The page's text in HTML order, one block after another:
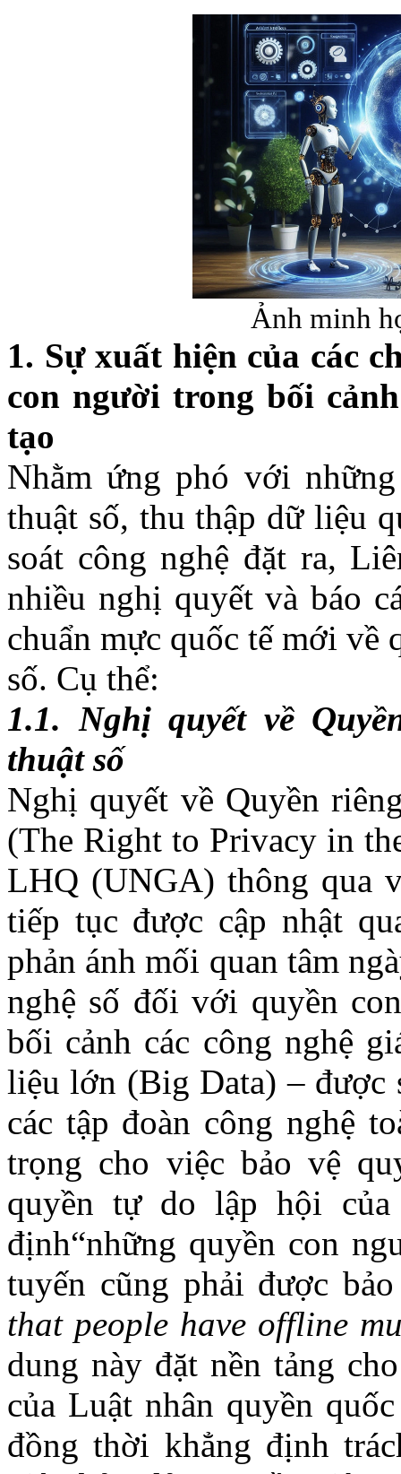
Ảnh minh
1. Sự xuất hiện của các
con người trongbối
tạo
Nhằm ứng phó với
thuật số, thu thập dữ liệu
soát công nghệ đặt ra,
nhiều nghị quyết và báo
chuẩn mực quốc tế mới
số. Cụ thể:
1.1. Nghị quyết về
thuật số
Nghị quyết về Quyền
(The Right to Privacy in
LHQ (UNGA) thông qua
tiếp tục được cập nhật
phản ánh mối quan tâm
nghệ số đối với quyền
bối cảnh các công nghệ
liệu lớn (Big Data) – được
các tập đoàn công nghệ
trọng cho việc bảo vệ
quyền tự do lập hội của
định“những quyền con
tuyến cũng phải được
that people have offline
dung này đặt nền tảng
của Luật nhân quyền
đồng thời khẳng định